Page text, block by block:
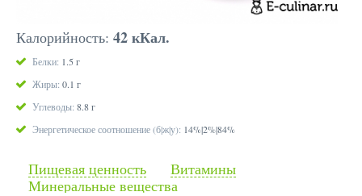
Калорийность: 42 кКал.
Белки: 1.5 г
Жиры: 0.1 г
Углеводы: 8.8 г
Энергетическое соотношение (б|ж|у): 14%|2%|84%
Пищевая ценность
Витамины
Минеральные вещества